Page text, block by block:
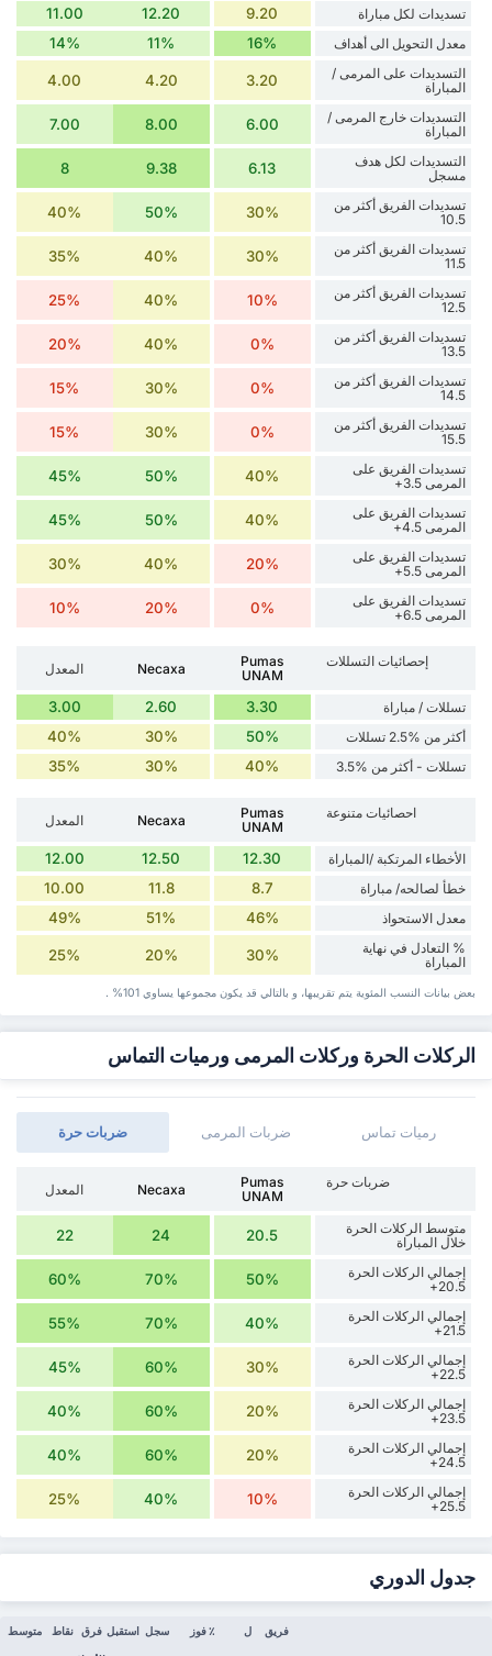
تسديدات لكل مباراة 9.20
12.20
11.00
معدل التحويل الى أهداف 16%
11%
14%
التسديدات على المرمى /
المباراة
3.20
4.20
4.00
التسديدات خارج المرمى /
المباراة
6.00
8.00
7.00
التسديدات لكل هدف
مسجل
6.13
9.38
8
تسديدات الفريق أكثر من
10.5
30%
50%
40%
تسديدات الفريق أكثر من
11.5
30%
40%
35%
تسديدات الفريق أكثر من
12.5
10%
40%
25%
تسديدات الفريق أكثر من
13.5
0%
40%
20%
تسديدات الفريق أكثر من
14.5
0%
30%
15%
تسديدات الفريق أكثر من
15.5
0%
30%
15%
تسديدات الفريق على
المرمى 3.5+
40%
50%
45%
تسديدات الفريق على
المرمى 4.5+
40%
50%
45%
تسديدات الفريق على
المرمى 5.5+
20%
40%
30%
تسديدات الفريق على
المرمى 6.5+
0%
20%
10%
إحصائيات التسللات
Pumas
UNAM
Necaxa المعدل
تسللات / مباراة 3.30
2.60
3.00
أكثر من %2.5 تسللات 50%
30%
40%
تسللات - أكثر من %3.5 40%
30%
35%
احصائيات متنوعة
Pumas
UNAM
Necaxa المعدل
الأخطاء المرتكبة /المباراة 12.30
12.50
12.00
خطأ لصالحه/ مباراة 8.7
11.8
10.00
معدل الاستحواذ 46%
51%
49%
% التعادل في نهاية
المباراة
30%
20%
25%
بعض بيانات ‏النسب المئوية يتم تقريبها، و بالتالي قد ‏يكون مجموعها يساوي 101% .
الركلات الحرة وركلات المرمى ورميات التماس
‏ضربات حرة ضربات المرمى رميات تماس
‏ضربات حرة
Pumas
UNAM
Necaxa المعدل
متوسط الركلات الحرة
خلال المباراة
20.5
24
22
إجمالي الركلات الحرة
20.5+
50%
70%
60%
إجمالي الركلات الحرة
21.5+
40%
70%
55%
إجمالي الركلات الحرة
22.5+
30%
60%
45%
إجمالي الركلات الحرة
23.5+
20%
60%
40%
إجمالي الركلات الحرة
24.5+
20%
60%
40%
إجمالي الركلات الحرة
25.5+
10%
40%
25%
جدول الدوري
فريق ل ٪ فوز سجل استقبل فرق نقاط متوسط